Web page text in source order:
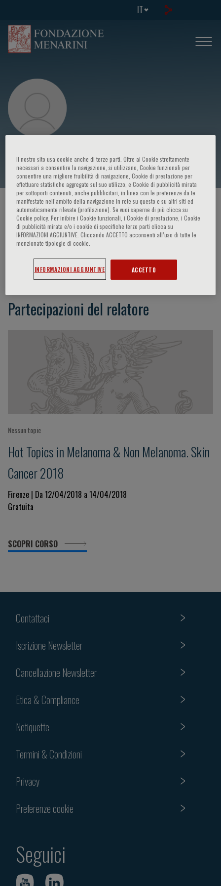
IT
Dirk Schadendorf
HOME PAGE / CORSI ED EVENTI / RELATORE
Dirk Schadendorf
Partecipazioni del relatore
Nessun topic
Hot Topics in Melanoma & Non Melanoma. Skin
Cancer 2018
Firenze | Da 12/04/2018 a 14/04/2018
Gratuita
SCOPRI CORSO
Contattaci
Iscrizione Newsletter
Cancellazione Newsletter
Etica & Compliance
Netiquette
Termini & Condizioni
Privacy
Preferenze cookie
Seguici
Il nostro sito usa cookie anche di terze parti. Oltre ai Cookie strettamente
necessari a consentire la navigazione, si utilizzano, Cookie funzionali per
consentire una migliore fruibilità di navigazione, Cookie di prestazione per
effettuare statistiche aggregate sul suo utilizzo, e Cookie di pubblicità mirata
per sottoporti contenuti, anche pubblicitari, in linea con le preferenze da te
manifestate nell‘ambito della navigazione in rete su questo e su altri siti ed
automaticamente rilevate (profilazione). Se vuoi saperne di più clicca su
Cookie policy. Per inibire i Cookie funzionali, i Cookie di prestazione, i Cookie
di pubblicità mirata e/o i cookie di specifiche terze parti clicca su
INFORMAZIONI AGGIUNTIVE. Cliccando ACCETTO acconsenti all’uso di tutte le
menzionate tipologie di cookie.
INFORMAZIONI AGGIUNTIVE ACCETTO